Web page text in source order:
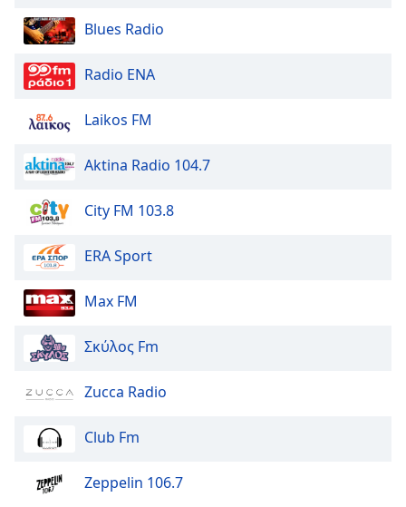
Blues Radio
Radio ENA
Laikos FM
Aktina Radio 104.7
City FM 103.8
ERA Sport
Max FM
Σκύλος Fm
Zucca Radio
Club Fm
Zeppelin 106.7